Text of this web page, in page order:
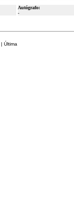
Autógrafo:
-
| Última